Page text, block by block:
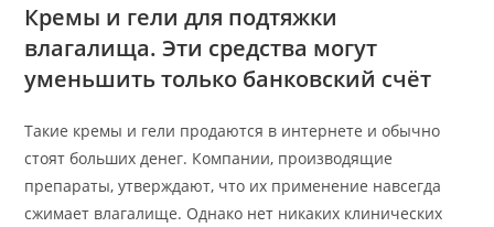
Кремы и гели для подтяжки
влагалища. Эти средства могут
уменьшить только банковский счёт
Такие кремы и гели продаются в интернете и обычно
стоят больших денег. Компании, производящие
препараты, утверждают, что их применение навсегда
сжимает влагалище. Однако нет никаких клинических